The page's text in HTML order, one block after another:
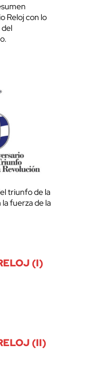
Reloj con lo
triunfo de la
fuerza de la
(I)
(II)